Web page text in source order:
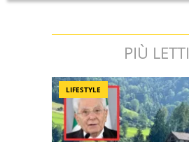
PIÙ LETTI
LIFESTYLE